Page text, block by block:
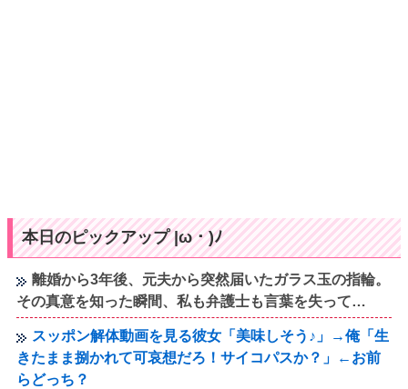
本日のピックアップ |ω・)ﾉ
離婚から3年後、元夫から突然届いたガラス玉の指輪。
その真意を知った瞬間、私も弁護士も言葉を失って…
スッポン解体動画を見る彼女「美味しそう♪」→俺「生
きたまま捌かれて可哀想だろ！サイコパスか？」←お前
らどっち？